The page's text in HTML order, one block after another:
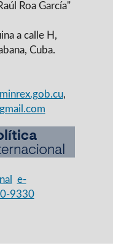
Roa García"
a calle H,
Cuba.
,
e-
9330